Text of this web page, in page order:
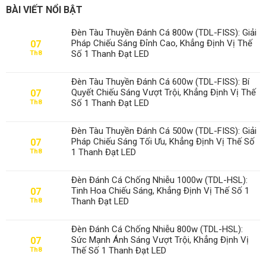
BÀI VIẾT NỔI BẬT
07
Th8
Đèn Tàu Thuyền Đánh Cá 800w (TDL-FISS): Giải
Pháp Chiếu Sáng Đỉnh Cao, Khẳng Định Vị Thế
Số 1 Thanh Đạt LED
07
Th8
Đèn Tàu Thuyền Đánh Cá 600w (TDL-FISS): Bí
Quyết Chiếu Sáng Vượt Trội, Khẳng Định Vị Thế
Số 1 Thanh Đạt LED
07
Th8
Đèn Tàu Thuyền Đánh Cá 500w (TDL-FISS): Giải
Pháp Chiếu Sáng Tối Ưu, Khẳng Định Vị Thế Số
1 Thanh Đạt LED
07
Th8
Đèn Đánh Cá Chống Nhiễu 1000w (TDL-HSL):
Tinh Hoa Chiếu Sáng, Khẳng Định Vị Thế Số 1
Thanh Đạt LED
07
Th8
Đèn Đánh Cá Chống Nhiễu 800w (TDL-HSL):
Sức Mạnh Ánh Sáng Vượt Trội, Khẳng Định Vị
Thế Số 1 Thanh Đạt LED